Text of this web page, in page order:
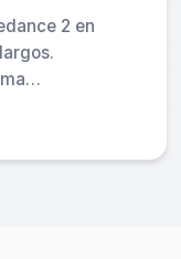
2 en